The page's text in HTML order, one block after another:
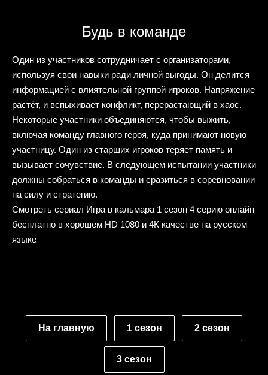
Будь в команде
Один из участников сотрудничает с организаторами,
используя свои навыки ради личной выгоды. Он делится
информацией с влиятельной группой игроков. Напряжение
растёт, и вспыхивает конфликт, перерастающий в хаос.
Некоторые участники объединяются, чтобы выжить,
включая команду главного героя, куда принимают новую
участницу. Один из старших игроков теряет память и
вызывает сочувствие. В следующем испытании участники
должны собраться в команды и сразиться в соревновании
на силу и стратегию.
Смотреть сериал Игра в кальмара 1 сезон 4 серию онлайн
бесплатно в хорошем HD 1080 и 4К качестве на русском
языке
На главную 1 сезон 2 сезон
3 сезон